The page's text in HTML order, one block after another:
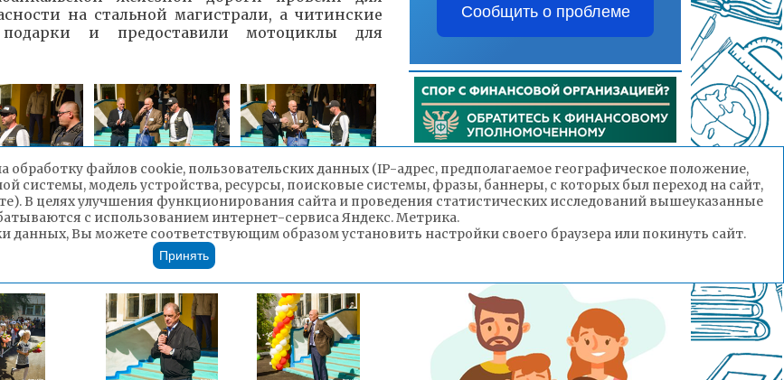
на стальной магистрали, а читинские
и предоставили мотоциклы для
Сообщить о проблеме
файлов cookie, пользовательских данных (IP-адрес, предполагаемое географическое положение,
системы, модель устройства, ресурсы, поисковые системы, фразы, баннеры, с которых был переход на сайт,
В целях улучшения функционирования сайта и проведения статистических исследований вышеуказанные
с использованием интернет-сервиса Яндекс. Метрика.
данных, Вы можете соответствующим образом установить настройки своего браузера или покинуть сайт.
Принять